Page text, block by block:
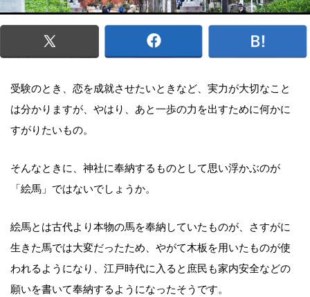
受験のとき、恋を成就させたいときなど、実力が大切なこと
は分かりますが、やはり、あと一歩の力を出すために何かに
すがりたいもの。
そんなときに、神社に奉納するものとして思い浮かぶのが
「絵馬」ではないでしょうか。
絵馬とは古代より本物の馬を奉納していたものが、さすがに
生きた馬では大変だったため、やがて木板を用いたものが使
われるようになり、江戸時代に入ると庶民も家内安全などの
願いを書いて奉納するようになったそうです。